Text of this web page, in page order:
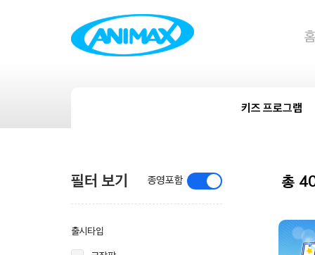
홈
키즈 프로그램
필터 보기 종영포함
출시타입
총